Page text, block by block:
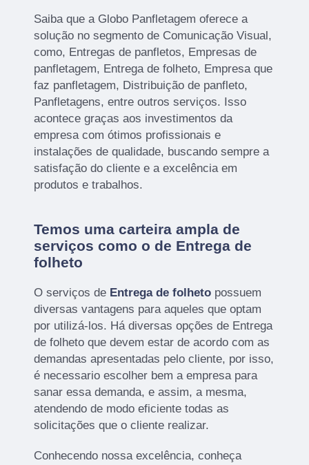
Saiba que a Globo Panfletagem oferece a
solução no segmento de Comunicação Visual,
como, Entregas de panfletos, Empresas de
panfletagem, Entrega de folheto, Empresa que
faz panfletagem, Distribuição de panfleto,
Panfletagens, entre outros serviços. Isso
acontece graças aos investimentos da
empresa com ótimos profissionais e
instalações de qualidade, buscando sempre a
satisfação do cliente e a excelência em
produtos e trabalhos.
Temos uma carteira ampla de
serviços como o de Entrega de
folheto
O serviços de Entrega de folheto possuem
diversas vantagens para aqueles que optam
por utilizá-los. Há diversas opções de Entrega
de folheto que devem estar de acordo com as
demandas apresentadas pelo cliente, por isso,
é necessario escolher bem a empresa para
sanar essa demanda, e assim, a mesma,
atendendo de modo eficiente todas as
solicitações que o cliente realizar.
Conhecendo nossa excelência, conheça